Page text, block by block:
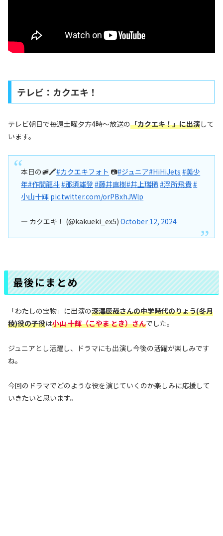
テレビ：カクエキ！
テレビ朝日で毎週土曜夕方4時～放送の「カクエキ！」に出演して
います。
本日の🚞🖍#カクエキフォト 📷#ジュニア#HiHiJets #美少
年#作間龍斗#那須雄登#藤井直樹#井上瑞稀 #浮所飛貴#
小山十輝 pic.twitter.com/orPBxhJWlp
— カクエキ！ (@kakueki_ex5)October 12, 2024
最後にまとめ
「わたしの宝物」に出演の深澤辰哉さんの中学時代のりょう(冬月
稜)役の子役は小山 十輝（こやま とき）さんでした。
ジュニアとし活躍し、ドラマにも出演し今後の活躍が楽しみです
ね。
今回のドラマでどのような役を演じていくのか楽しみに応援して
いきたいと思います。